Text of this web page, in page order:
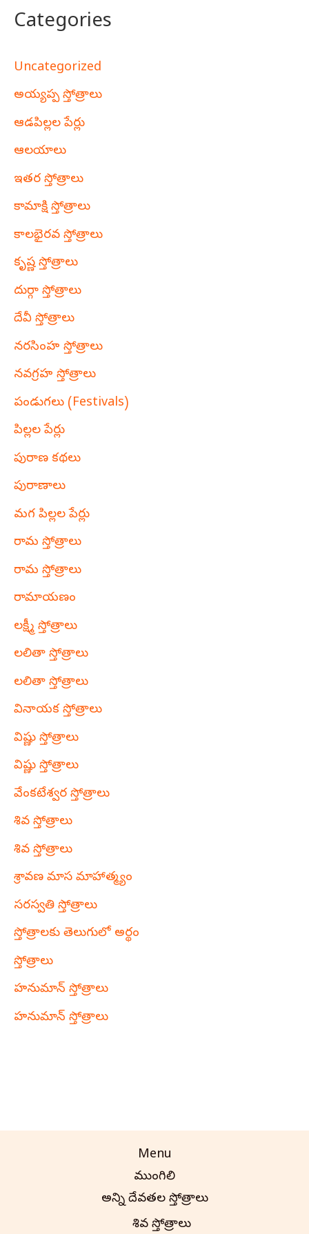
Categories
Uncategorized
అయ్యప్ప స్తోత్రాలు
ఆడపిల్లల పేర్లు
ఆలయాలు
ఇతర స్తోత్రాలు
కామాక్షి స్తోత్రాలు
కాలభైరవ స్తోత్రాలు
కృష్ణ స్తోత్రాలు
దుర్గా స్తోత్రాలు
దేవీ స్తోత్రాలు
నరసింహ స్తోత్రాలు
నవగ్రహ స్తోత్రాలు
పండుగలు (Festivals)
పిల్లల పేర్లు
పురాణ కథలు
పురాణాలు
మగ పిల్లల పేర్లు
రామ స్తోత్రాలు
రామ స్తోత్రాలు
రామాయణం
లక్ష్మీ స్తోత్రాలు
లలితా స్తోత్రాలు
లలితా స్తోత్రాలు
వినాయక స్తోత్రాలు
విష్ణు స్తోత్రాలు
విష్ణు స్తోత్రాలు
వేంకటేశ్వర స్తోత్రాలు
శివ స్తోత్రాలు
శివ స్తోత్రాలు
శ్రావణ మాస మాహాత్మ్యం
సరస్వతి స్తోత్రాలు
స్తోత్రాలకు తెలుగులో అర్థం
స్తోత్రాలు
హనుమాన్ స్తోత్రాలు
హనుమాన్ స్తోత్రాలు
Menu
ముంగిలి
అన్ని దేవతల స్తోత్రాలు
శివ స్తోత్రాలు